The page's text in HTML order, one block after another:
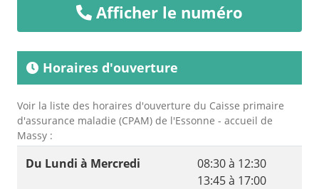
Afficher le numéro
Horaires d'ouverture
Voir la liste des horaires d'ouverture du Caisse primaire
d'assurance maladie (CPAM) de l'Essonne - accueil de
Massy :
Du Lundi à Mercredi
08:30 à 12:30
13:45 à 17:00